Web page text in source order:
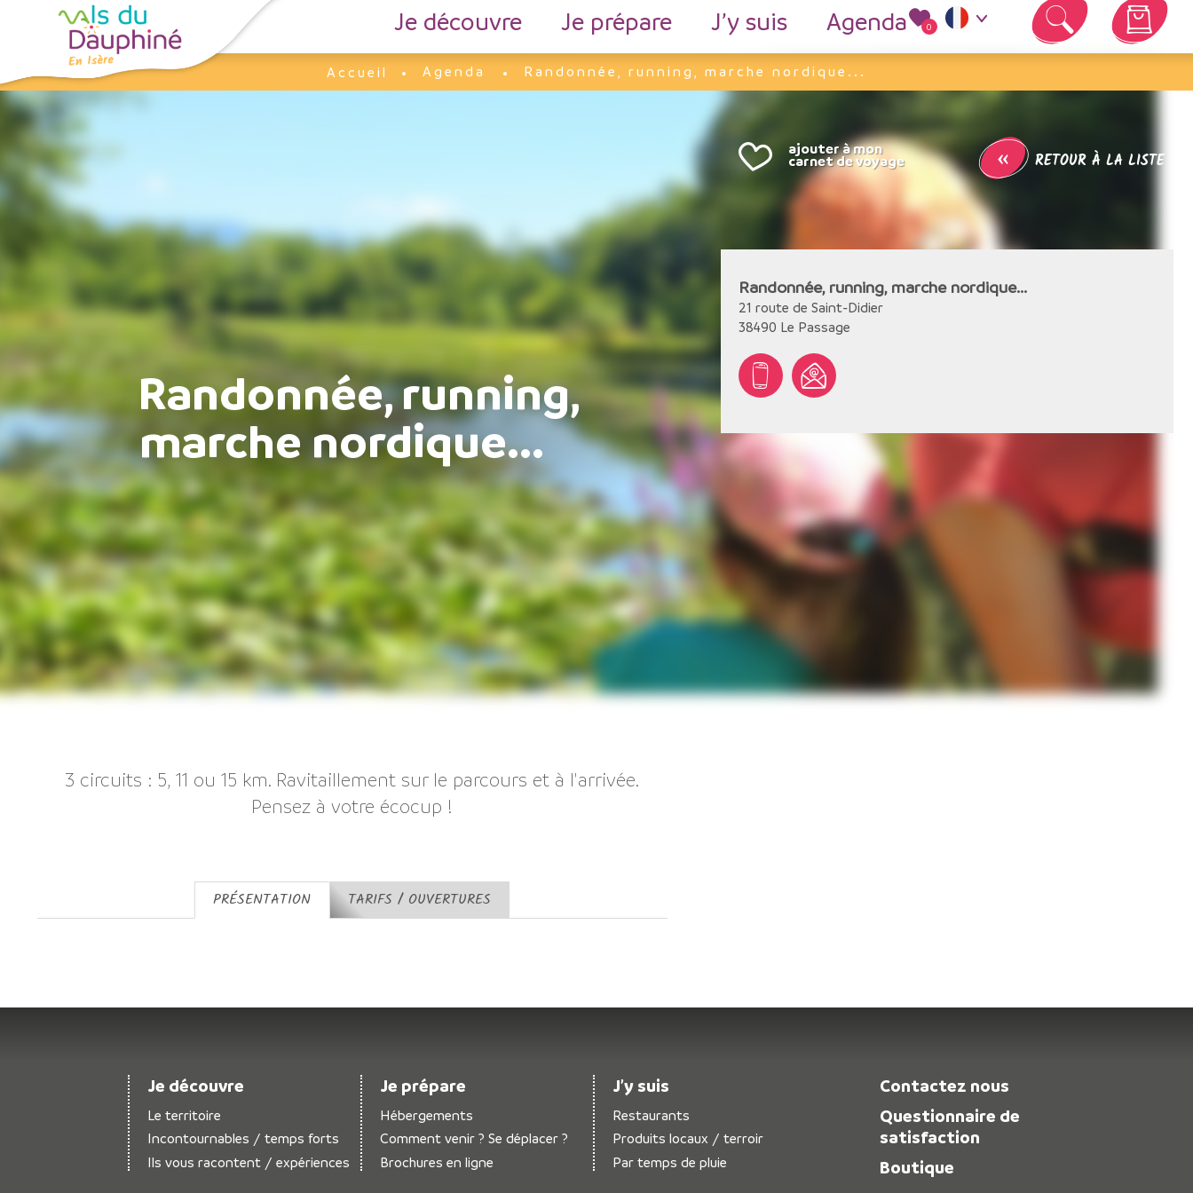
Je découvre Je prépare J’y suis Agenda 0
Votre panier est vide
Accueil
Agenda Randonnée, running, marche nordique...
Randonnée, running,
marche nordique...
3 circuits : 5, 11 ou 15 km. Ravitaillement sur le parcours et à l'arrivée.
Pensez à votre écocup !
PRÉSENTATION TARIFS / OUVERTURES
« RETOUR À LA LISTE
Randonnée, running, marche nordique...
21 route de Saint-Didier
38490 Le Passage
Je découvre
Le territoire
Incontournables / temps forts
Ils vous racontent / expériences
Je prépare
Hébergements
Comment venir ? Se déplacer ?
Brochures en ligne
J’y suis
Restaurants
Produits locaux / terroir
Par temps de pluie
Contactez nous
Questionnaire de
satisfaction
Boutique
Panneau de gestion des cookies